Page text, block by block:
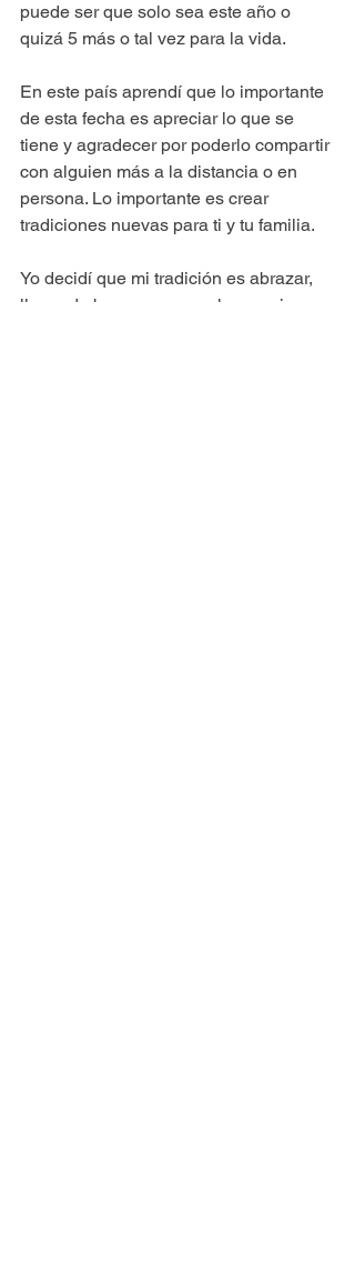
puede ser que solo sea este año o
quizá 5 más o tal vez para la vida.
En este país aprendí que lo importante
de esta fecha es apreciar lo que se
tiene y agradecer por poderlo compartir
con alguien más a la distancia o en
persona. Lo importante es crear
tradiciones nuevas para ti y tu familia.
Yo decidí que mi tradición es abrazar,
llenar de besos y apapachos a mis